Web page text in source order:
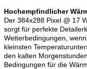
Hochempfindlicher
Der 384x288 Pixel @ 17
sorgt für perfekte
Wetterbedingungen,
kleinsten
den kalten
Bedingungen für die